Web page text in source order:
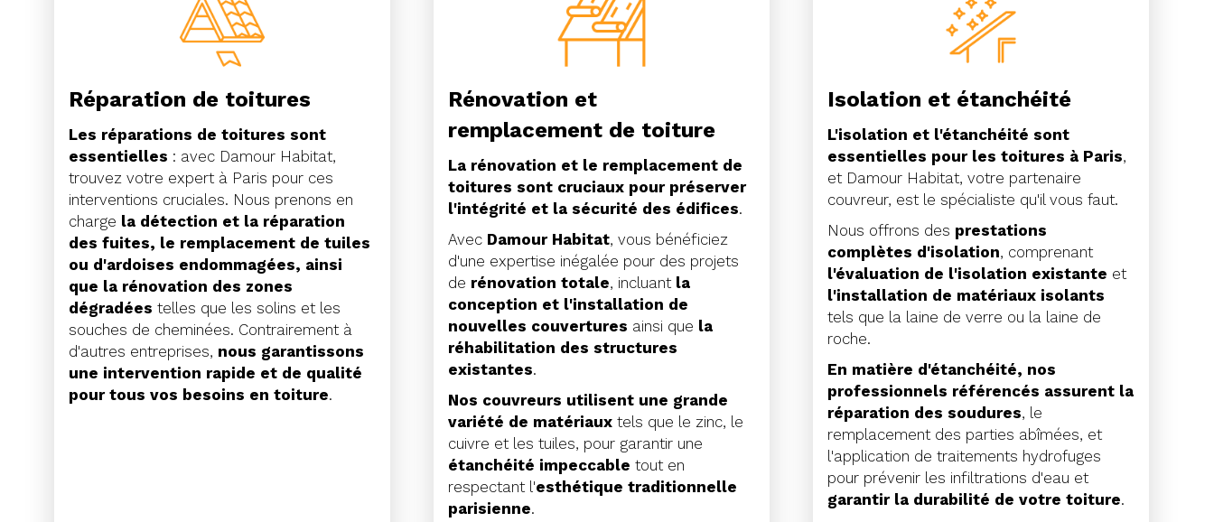
Réparation de toitures
Les réparations de toitures sont
essentielles : avec Damour Habitat,
trouvez votre expert à Paris pour ces
interventions cruciales. Nous prenons en
charge la détection et la réparation
des fuites, le remplacement de tuiles
ou d'ardoises endommagées, ainsi
que la rénovation des zones
dégradées telles que les solins et les
souches de cheminées. Contrairement à
d'autres entreprises, nous garantissons
une intervention rapide et de qualité
pour tous vos besoins en toiture.
Rénovation et
remplacement de toiture
La rénovation et le remplacement de
toitures sont cruciaux pour préserver
l'intégrité et la sécurité des édifices.
Avec Damour Habitat, vous bénéficiez
d'une expertise inégalée pour des projets
de rénovation totale, incluant la
conception et l'installation de
nouvelles couvertures ainsi que la
réhabilitation des structures
existantes.
Nos couvreurs utilisent une grande
variété de matériaux tels que le zinc, le
cuivre et les tuiles, pour garantir une
étanchéité impeccable tout en
respectant l'esthétique traditionnelle
parisienne.
Isolation et étanchéité
L'isolation et l'étanchéité sont
essentielles pour les toitures à Paris,
et Damour Habitat, votre partenaire
couvreur, est le spécialiste qu'il vous faut.
Nous offrons des prestations
complètes d'isolation, comprenant
l'évaluation de l'isolation existante et
l'installation de matériaux isolants
tels que la laine de verre ou la laine de
roche.
En matière d'étanchéité, nos
professionnels référencés assurent la
réparation des soudures, le
remplacement des parties abîmées, et
l'application de traitements hydrofuges
pour prévenir les infiltrations d'eau et
garantir la durabilité de votre toiture.